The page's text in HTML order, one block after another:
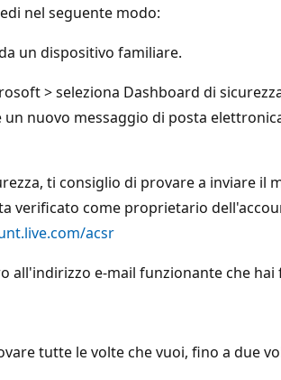
nel seguente modo:
un dispositivo familiare.
> seleziona Dashboard di
nuovo messaggio di posta
ti consiglio di provare a inviare
verificato come proprietario
acsr
e-mail funzionante che
tutte le volte che vuoi, fino a due